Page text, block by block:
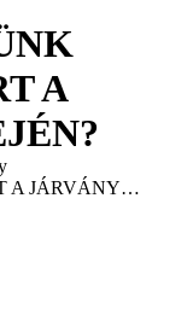
A
A JÁRVÁNY…